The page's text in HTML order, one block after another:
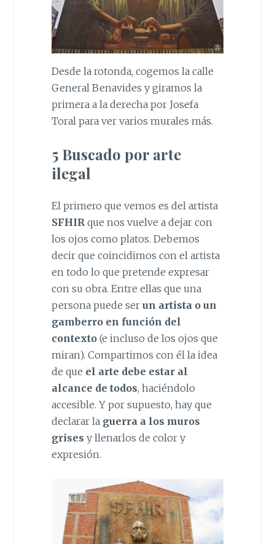
Desde la rotonda, cogemos la calle
General Benavides y giramos la
primera a la derecha por Josefa
Toral para ver varios murales más.
5 Buscado por arte
ilegal
El primero que vemos es del artista
SFHIR que nos vuelve a dejar con
los ojos como platos. Debemos
decir que coincidimos con el artista
en todo lo que pretende expresar
con su obra. Entre ellas que una
persona puede ser un artista o un
gamberro en función del
contexto(e incluso de los ojos que
miran). Compartimos con él la idea
de que el arte debe estar al
alcance de todos, haciéndolo
accesible. Y por supuesto, hay que
declarar la guerra a los muros
grises y llenarlos de color y
expresión.